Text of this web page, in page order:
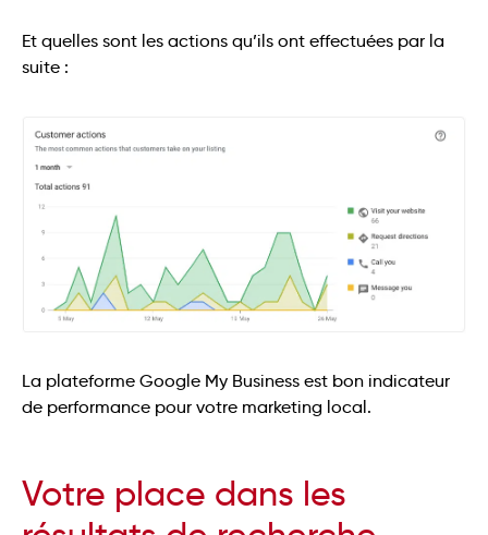
Et quelles sont les actions qu’ils ont effectuées par la
suite :
La plateforme Google My Business est bon indicateur
de performance pour votre marketing local.
Votre place dans les